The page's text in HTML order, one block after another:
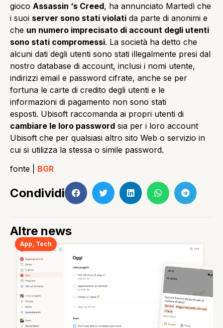
gioco Assassin ‘s Creed, ha annunciato Martedì che
i suoi server sono stati violati da parte di anonimi e
che un numero imprecisato di account degli utenti
sono stati compromessi. La società ha detto che
alcuni dati degli utenti sono stati illegalmente presi dal
nostro database di account, inclusi i nomi utente,
indirizzi email e password cifrate, anche se per
fortuna le carte di credito degli utenti e le
informazioni di pagamento non sono stati
esposti. Ubisoft raccomanda ai propri utenti di
cambiare le loro password sia per i loro account
Ubisoft che per qualsiasi altro sito Web o servizio in
cui si utilizza la stessa o simile password.
fonte | BGR
Condividi
Altre news
App, Tech